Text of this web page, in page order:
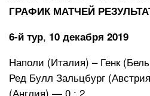
ГРАФИК МАТЧЕЙ
6-й тур, 10 декабря 2019
Наполи (Италия) – Генк
Ред Булл Зальцбург
(Англия) — 0 : 2